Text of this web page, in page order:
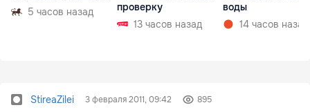
5 часов назад
проверку
13 часов назад
воды
14 часов назад
StireaZilei 3 февраля 2011, 09:42 895